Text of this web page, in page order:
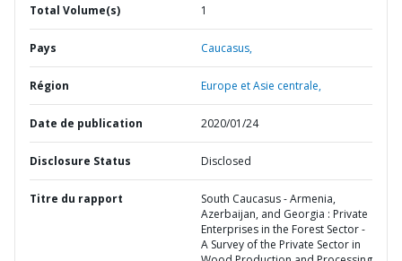
Total Volume(s) 1
Pays Caucasus,
Région Europe et Asie centrale,
Date de publication 2020/01/24
Disclosure Status Disclosed
Titre du rapport
South Caucasus - Armenia,
Azerbaijan, and Georgia : Private
Enterprises in the Forest Sector -
A Survey of the Private Sector in